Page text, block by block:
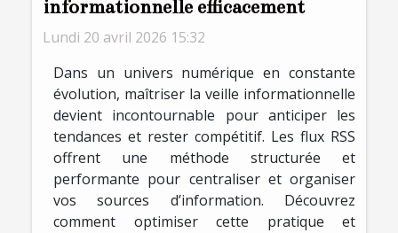
informationnelle efficacement
Lundi 20 avril 2026 15:32
Dans un univers numérique en constante
évolution, maîtriser la veille informationnelle
devient incontournable pour anticiper les
tendances et rester compétitif. Les flux RSS
offrent une méthode structurée et
performante pour centraliser et organiser
vos sources d’information. Découvrez
comment optimiser cette pratique et